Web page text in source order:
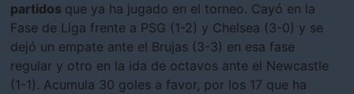
partidos que ya ha jugado en el torneo. Cayó en la
Fase de Liga frente a PSG (1-2) y Chelsea (3-0) y se
dejó un empate ante el Brujas (3-3) en esa fase
regular y otro en la ida de octavos ante el Newcastle
(1-1). Acumula 30 goles a favor, por los 17 que ha